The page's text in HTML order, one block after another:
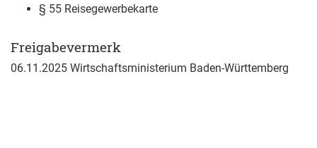
§ 55 Reisegewerbekarte
Freigabevermerk
06.11.2025 Wirtschaftsministerium Baden-Württemberg